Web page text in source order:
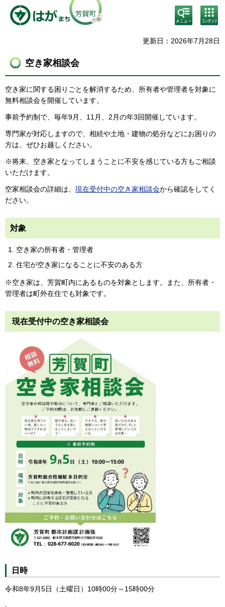
検
索・
メニ
コン
テン
ニュ
更新日：2026年7月28日
空き家相談会
空き家に関する困りごとを解消するため、所有者や管理者を対象に
無料相談会を開催しています。
事前予約制で、毎年9月、11月、2月の年3回開催しています。
専門家が対応しますので、相続や土地・建物の処分などにお困りの
方は、ぜひお越しください。
※将来、空き家となってしまうことに不安を感じている方もご相談
いただけます。
空家相談会の詳細は、 現在受付中の空き家相談会から確認をしてく
ださい。
対象
空き家の所有者・管理者
住宅が空き家になることに不安のある方
※空き家は、芳賀町内にあるものを対象とします。また、所有者・
管理者は町外在住でも対象です。
現在受付中の空き家相談会
日時
令和8年9月5日（土曜日）10時00分～15時00分